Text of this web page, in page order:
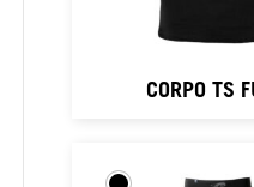
CORPO TS